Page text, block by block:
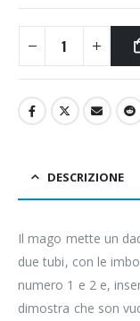
DESCRIZIONE
Il mago mette un
due tubi, con le
numero 1 e 2 e,
dimostra che son